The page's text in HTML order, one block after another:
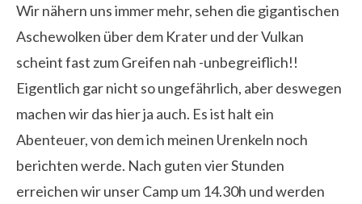
Wir nähern uns immer mehr, sehen die gigantischen
Aschewolken über dem Krater und der Vulkan
scheint fast zum Greifen nah -unbegreiflich!!
Eigentlich gar nicht so ungefährlich, aber deswegen
machen wir das hier ja auch. Es ist halt ein
Abenteuer, von dem ich meinen Urenkeln noch
berichten werde. Nach guten vier Stunden
erreichen wir unser Camp um 14.30h und werden